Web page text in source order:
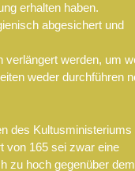
erhalten haben.
abgesichert und
verlängert werden, um
weder durchführen
des Kultusministeriums
von 165 sei zwar eine
zu hoch gegenüber